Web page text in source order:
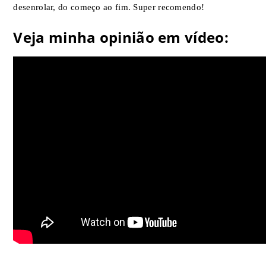
desenrolar, do começo ao fim. Super recomendo!
Veja minha opinião em vídeo: